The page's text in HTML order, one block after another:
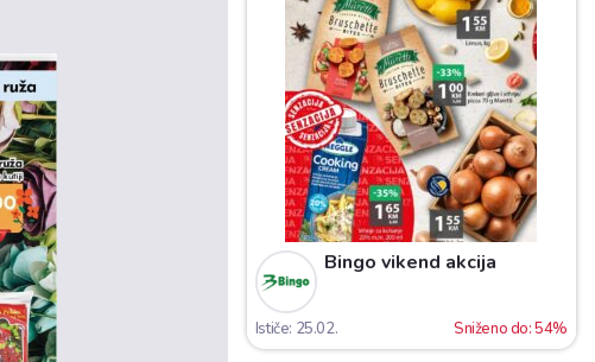
Bingo vikend akcija
Ističe: 25.02. Sniženo do: 54%